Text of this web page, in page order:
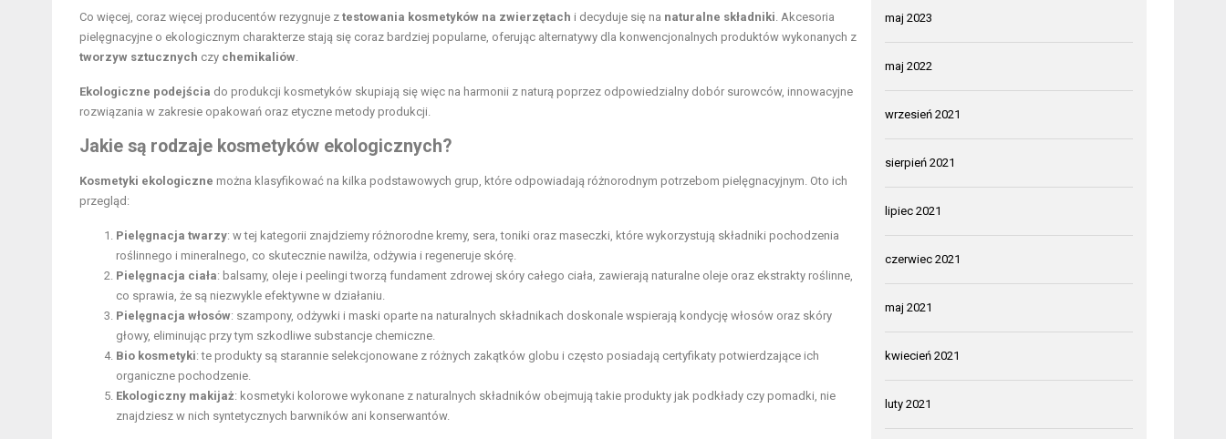
Co więcej, coraz więcej producentów rezygnuje z testowania kosmetyków na zwierzętach i decyduje się na naturalne składniki . Akcesoria
pielęgnacyjne o ekologicznym charakterze stają się coraz bardziej popularne, oferując alternatywy dla konwencjonalnych produktów wykonanych z
tworzyw sztucznych czy chemikaliów
Ekologiczne podejścia do produkcji kosmetyków skupiają się więc na harmonii z naturą poprzez odpowiedzialny dobór surowców, innowacyjne
rozwiązania w zakresie opakowań oraz etyczne metody produkcji.
Jakie są rodzaje kosmetyków ekologicznych?
Kosmetyki ekologiczne można klasyfikować na kilka podstawowych grup, które odpowiadają różnorodnym potrzebom pielęgnacyjnym. Oto ich
przegląd:
Pielęgnacja twarzy: w tej kategorii znajdziemy różnorodne kremy, sera, toniki oraz maseczki, które wykorzystują składniki pochodzenia
roślinnego i mineralnego, co skutecznie nawilża, odżywia i regeneruje skórę.
Pielęgnacja ciała: balsamy, oleje i peelingi tworzą fundament zdrowej skóry całego ciała, zawierają naturalne oleje oraz ekstrakty roślinne,
co sprawia, że są niezwykle efektywne w działaniu.
Pielęgnacja włosów: szampony, odżywki i maski oparte na naturalnych składnikach doskonale wspierają kondycję włosów oraz skóry
głowy, eliminując przy tym szkodliwe substancje chemiczne.
Bio kosmetyki: te produkty są starannie selekcjonowane z różnych zakątków globu i często posiadają certyfikaty potwierdzające ich
organiczne pochodzenie.
Ekologiczny makijaż: kosmetyki kolorowe wykonane z naturalnych składników obejmują takie produkty jak podkłady czy pomadki, nie
znajdziesz w nich syntetycznych barwników ani konserwantów.
maj 2023
maj 2022
wrzesień 2021
sierpień 2021
lipiec 2021
czerwiec 2021
maj 2021
kwiecień 2021
luty 2021